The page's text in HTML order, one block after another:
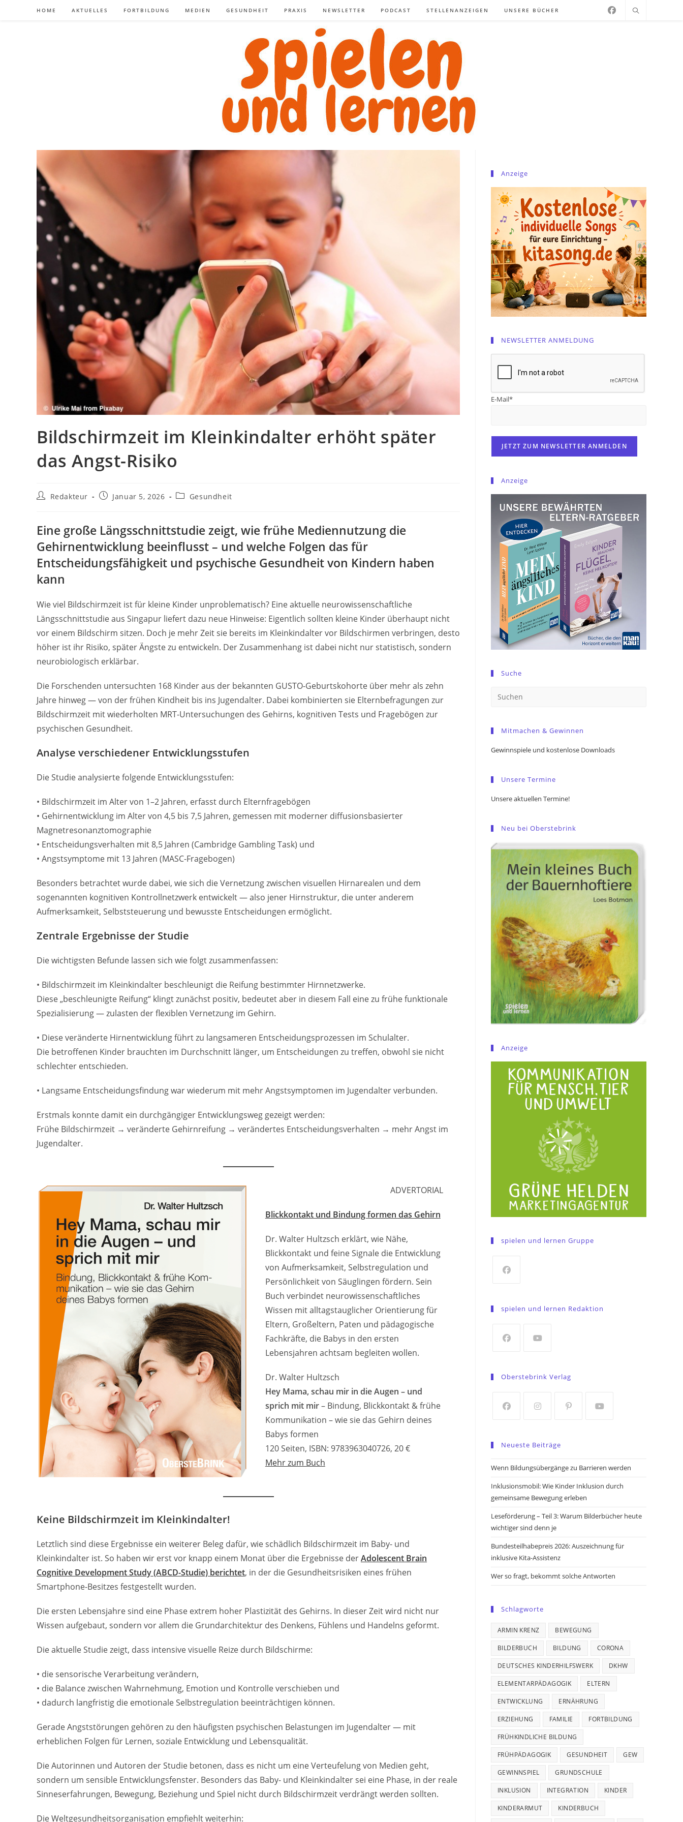
HOME AKTUELLES FORTBILDUNG MEDIEN GESUNDHEIT PRAXIS NEWSLETTER PODCAST STELLENANZEIGEN UNSERE BÜCHER
Bildschirmzeit im Kleinkindalter erhöht später
das Angst-Risiko
Beitrags-
Redakteur
BeitragJanuar 5, 2026
Beitrags-
Gesundheit
Eine große Längsschnittstudie zeigt, wie frühe Mediennutzung die
Gehirnentwicklung beeinflusst – und welche Folgen das für
Entscheidungsfähigkeit und psychische Gesundheit von Kindern haben
kann
Wie viel Bildschirmzeit ist für kleine Kinder unproblematisch? Eine aktuelle neurowissenschaftliche
Längsschnittstudie aus Singapur liefert dazu neue Hinweise: Eigentlich sollten kleine Kinder überhaupt nicht
vor einem Bildschirm sitzen. Doch je mehr Zeit sie bereits im Kleinkindalter vor Bildschirmen verbringen, desto
höher ist ihr Risiko, später Ängste zu entwickeln. Der Zusammenhang ist dabei nicht nur statistisch, sondern
neurobiologisch erklärbar.
Die Forschenden untersuchten 168 Kinder aus der bekannten GUSTO-Geburtskohorte über mehr als zehn
Jahre hinweg — von der frühen Kindheit bis ins Jugendalter. Dabei kombinierten sie Elternbefragungen zur
Bildschirmzeit mit wiederholten MRT-Untersuchungen des Gehirns, kognitiven Tests und Fragebögen zur
psychischen Gesundheit.
Analyse verschiedener Entwicklungsstufen
Die Studie analysierte folgende Entwicklungsstufen:
• Bildschirmzeit im Alter von 1–2 Jahren, erfasst durch Elternfragebögen
• Gehirnentwicklung im Alter von 4,5 bis 7,5 Jahren, gemessen mit moderner diffusionsbasierter
Magnetresonanztomographie
• Entscheidungsverhalten mit 8,5 Jahren (Cambridge Gambling Task) und
• Angstsymptome mit 13 Jahren (MASC-Fragebogen)
Besonders betrachtet wurde dabei, wie sich die Vernetzung zwischen visuellen Hirnarealen und dem
sogenannten kognitiven Kontrollnetzwerk entwickelt — also jener Hirnstruktur, die unter anderem
Aufmerksamkeit, Selbststeuerung und bewusste Entscheidungen ermöglicht.
Zentrale Ergebnisse der Studie
Die wichtigsten Befunde lassen sich wie folgt zusammenfassen:
• Bildschirmzeit im Kleinkindalter beschleunigt die Reifung bestimmter Hirnnetzwerke.
Diese „beschleunigte Reifung“ klingt zunächst positiv, bedeutet aber in diesem Fall eine zu frühe funktionale
Spezialisierung — zulasten der flexiblen Vernetzung im Gehirn.
• Diese veränderte Hirnentwicklung führt zu langsameren Entscheidungsprozessen im Schulalter.
Die betroffenen Kinder brauchten im Durchschnitt länger, um Entscheidungen zu treffen, obwohl sie nicht
schlechter entschieden.
• Langsame Entscheidungsfindung war wiederum mit mehr Angstsymptomen im Jugendalter verbunden.
Erstmals konnte damit ein durchgängiger Entwicklungsweg gezeigt werden:
Frühe Bildschirmzeit → veränderte Gehirnreifung → verändertes Entscheidungsverhalten → mehr Angst im
Jugendalter.
ADVERTORIAL
Blickkontakt und Bindung formen das Gehirn
Dr. Walter Hultzsch erklärt, wie Nähe,
Blickkontakt und feine Signale die Entwicklung
von Aufmerksamkeit, Selbstregulation und
Persönlichkeit von Säuglingen fördern. Sein
Buch verbindet neurowissenschaftliches
Wissen mit alltagstauglicher Orientierung für
Eltern, Großeltern, Paten und pädagogische
Fachkräfte, die Babys in den ersten
Lebensjahren achtsam begleiten wollen.
Dr. Walter Hultzsch
Hey Mama, schau mir in die Augen – und
sprich mit mir– Bindung, Blickkontakt & frühe
Kommunikation – wie sie das Gehirn deines
Babys formen
120 Seiten, ISBN: 9783963040726, 20 €
Mehr zum Buch
Keine Bildschirmzeit im Kleinkindalter!
Letztlich sind diese Ergebnisse ein weiterer Beleg dafür, wie schädlich Bildschirmzeit im Baby- und
Kleinkindalter ist. So haben wir erst vor knapp einem Monat über die Ergebnisse derAdolescent Brain
Cognitive Development Study (ABCD-Studie) berichtet, in der die Gesundheitsrisiken eines frühen
Smartphone-Besitzes festgestellt wurden.
Die ersten Lebensjahre sind eine Phase extrem hoher Plastizität des Gehirns. In dieser Zeit wird nicht nur
Wissen aufgebaut, sondern vor allem die Grundarchitektur des Denkens, Fühlens und Handelns geformt.
Die aktuelle Studie zeigt, dass intensive visuelle Reize durch Bildschirme:
• die sensorische Verarbeitung verändern,
• die Balance zwischen Wahrnehmung, Emotion und Kontrolle verschieben und
• dadurch langfristig die emotionale Selbstregulation beeinträchtigen können.
Gerade Angststörungen gehören zu den häufigsten psychischen Belastungen im Jugendalter — mit
erheblichen Folgen für Lernen, soziale Entwicklung und Lebensqualität.
Die Autorinnen und Autoren der Studie betonen, dass es nicht um eine Verteufelung von Medien geht,
sondern um sensible Entwicklungsfenster. Besonders das Baby- und Kleinkindalter sei eine Phase, in der reale
Sinneserfahrungen, Bewegung, Beziehung und Spiel nicht durch Bildschirmzeit verdrängt werden sollten.
Die Weltgesundheitsorganisation empfiehlt weiterhin:
Anzeige
NEWSLETTER ANMELDUNG
E-Mail*
Anzeige
Suche
Mitmachen & Gewinnen
Gewinnspiele und kostenlose Downloads
Unsere Termine
Unsere aktuellen Termine!
Neu bei Oberstebrink
Anzeige
spielen und lernen Gruppe
a
tab
spielen und lernen Redaktion
a
tab
Oberstebrink Verlag
a
new
a
new
new
Neueste Beiträge
Wenn Bildungsübergänge zu Barrieren werden
Inklusionsmobil: Wie Kinder Inklusion durch
gemeinsame Bewegung erleben
Leseförderung – Teil 3: Warum Bilderbücher heute
wichtiger sind denn je
Bundesteilhabepreis 2026: Auszeichnung für
inklusive Kita-Assistenz
Wer so fragt, bekommt solche Antworten
Schlagworte
ARMIN KRENZ BEWEGUNG
BILDERBUCH BILDUNG CORONA
DEUTSCHES KINDERHILFSWERK DKHW
ELEMENTARPÄDAGOGIK ELTERN
ENTWICKLUNG ERNÄHRUNG
ERZIEHUNG FAMILIE FORTBILDUNG
FRÜHKINDLICHE BILDUNG
FRÜHPÄDAGOGIK GESUNDHEIT GEW
GEWINNSPIEL GRUNDSCHULE
INKLUSION INTEGRATION KINDER
KINDERARMUT KINDERBUCH